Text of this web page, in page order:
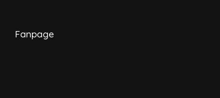
Fanpage